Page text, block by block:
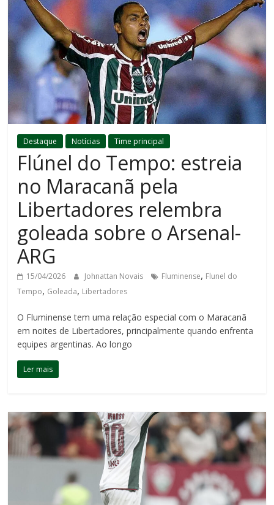
Destaque Notícias Time principal
Flúnel do Tempo: estreia
no Maracanã pela
Libertadores relembra
goleada sobre o Arsenal-
ARG
15/04/2026 Johnattan Novais Fluminense, Flunel do
Tempo, Goleada, Libertadores
O Fluminense tem uma relação especial com o Maracanã
em noites de Libertadores, principalmente quando enfrenta
equipes argentinas. Ao longo
Ler mais